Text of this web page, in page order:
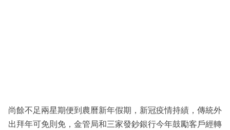
尚餘不足兩星期便到農曆新年假期，新冠疫情持績，傳統外
出拜年可免則免，金管局和三家發鈔銀行今年鼓勵客戶經轉